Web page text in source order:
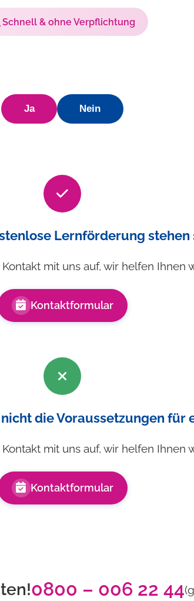
Schnell & ohne Verpflichtung
Ja Nein
Lernförderung stehen
mit uns auf, wir helfen Ihnen
Kontaktformular
die Voraussetzungen für
mit uns auf, wir helfen Ihnen
Kontaktformular
0800 – 006 22 44